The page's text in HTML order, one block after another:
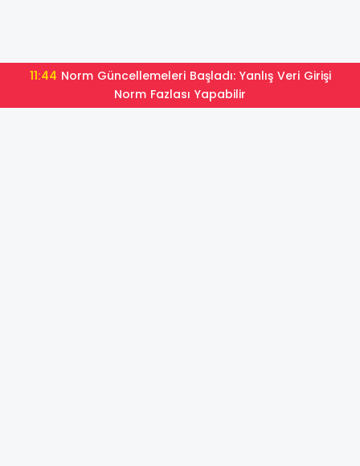
11:322026 LGS Yerleştirme Raporu: Kaç Öğrenci Tercih
Ettiği Okula Yerleşti?